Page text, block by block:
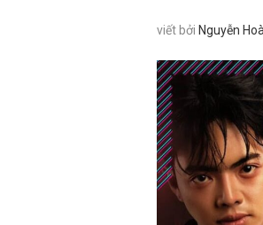
viết bởi Nguyễn